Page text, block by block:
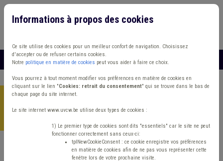
Accueil >Energie>Actualité
impactés par l’intrusion d’avril 2025 dans les systèmes
Informations à propos des cookies
Ce site utilise des cookies pour un meilleur confort de navigation. Choisissez
d'accepter ou de refuser certains cookies.
Notre politique en matière de cookies peut vous aider à faire ce choix.
Vous pourrez à tout moment modifier vos préférences en matière de cookies en
cliquant sur le lien "Cookies: retrait du consentement" qui se trouve dans le bas de
chaque page du site internet.
Le site internet www.uvcw.be utilise deux types de cookies :
1) Le premier type de cookies sont dits "essentiels" car le site ne peut
fonctionner correctement sans ceux-ci:
tplNewCookieConsent : ce cookie enregistre vos préférences
en matière de cookies afin de ne pas vous représenter cette
fenêtre lors de votre prochaine visite.